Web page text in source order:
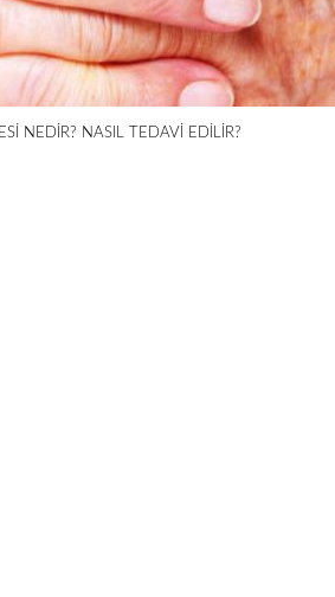
NEDİR? NASIL TEDAVİ EDİLİR?